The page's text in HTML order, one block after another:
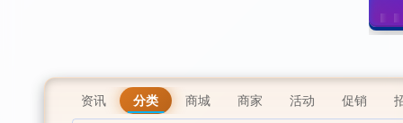
资讯 分类 商城 商家 活动 促销